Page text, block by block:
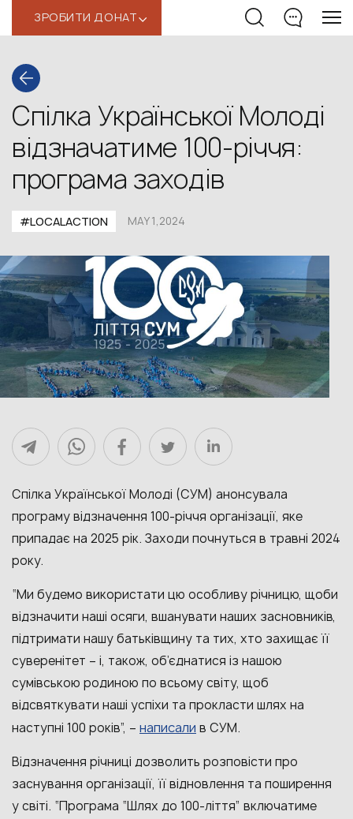
ЗРОБИТИ ДОНАТ‹
Спілка Української Молоді
відзначатиме 100-річчя:
програма заходів
#LOCALACTION MAY 1,2024
Спілка Української Молоді (СУМ) анонсувала
програму відзначення 100-річчя організації, яке
припадає на 2025 рік. Заходи почнуться в травні 2024
року.
“Ми будемо використати цю особливу річницю, щоби
відзначити наші осяги, вшанувати наших засновників,
підтримати нашу батьківщину та тих, хто захищає її
суверенітет – і, також, об’єднатися із нашою
сумiвською родиною по всьому світу, щоб
відсвяткувати наші успіхи та прокласти шлях на
наступні 100 років”, – написали в СУМ.
Відзначення річниці дозволить розповісти про
заснування організації, її відновлення та поширення
у світі. “Програма “Шлях до 100-ліття” включатиме